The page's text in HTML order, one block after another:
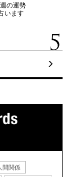
の運勢
います
間関係